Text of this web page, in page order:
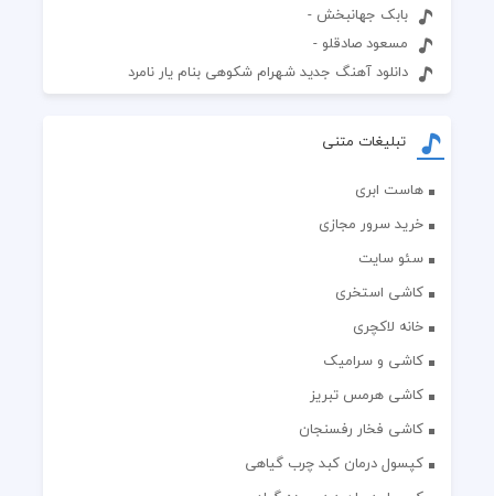
بابک جهانبخش -
مسعود صادقلو -
دانلود آهنگ جدید شهرام شکوهی بنام یار نامرد
تبلیغات متنی
هاست ابری
خرید سرور مجازی
سئو سایت
کاشی استخری
خانه لاکچری
کاشی و سرامیک
کاشی هرمس تبریز
کاشی فخار رفسنجان
کپسول درمان کبد چرب گیاهی